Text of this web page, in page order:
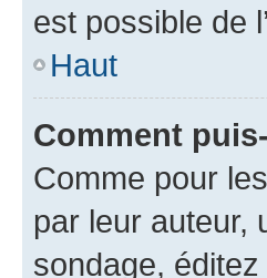
est possible de
Haut
Comment
Comme pour
par leur auteur,
sondage,